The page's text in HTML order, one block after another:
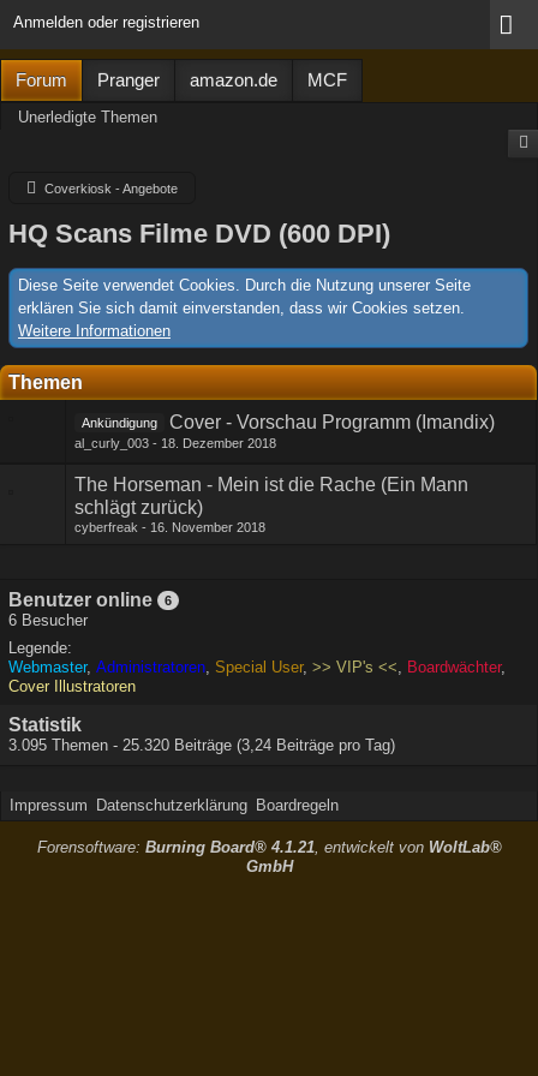
Anmelden oder registrieren
Forum Pranger amazon.de MCF
Unerledigte Themen
Coverkiosk - Angebote
HQ Scans Filme DVD (600 DPI)
Diese Seite verwendet Cookies. Durch die Nutzung unserer Seite
erklären Sie sich damit einverstanden, dass wir Cookies setzen.
Weitere Informationen
Themen
Ankündigung Cover - Vorschau Programm (Imandix)
al_curly_003 18. Dezember 2018
The Horseman - Mein ist die Rache (Ein Mann
schlägt zurück)
cyberfreak 16. November 2018
Benutzer online 6
6 Besucher
Legende:
Webmaster Administratoren Special User >> VIP's <<
Boardwächter
Cover Illustratoren
Statistik
3.095 Themen - 25.320 Beiträge (3,24 Beiträge pro Tag)
Impressum Datenschutzerklärung Boardregeln
Forensoftware: Burning Board® 4.1.21, entwickelt von WoltLab®
GmbH